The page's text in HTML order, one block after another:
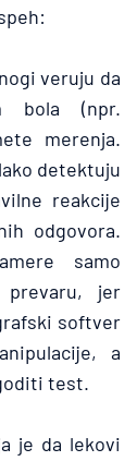
veruju da
bola (npr.
merenja.
detektuju
reakcije
odgovora.
samo
prevaru, jer
softver
a
test.
je da lekovi